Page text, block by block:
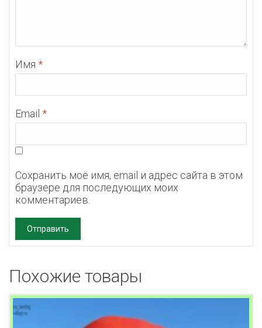
Имя *
Email *
Сохранить моё имя, email и адрес сайта в этом
браузере для последующих моих
комментариев.
Похожие товары